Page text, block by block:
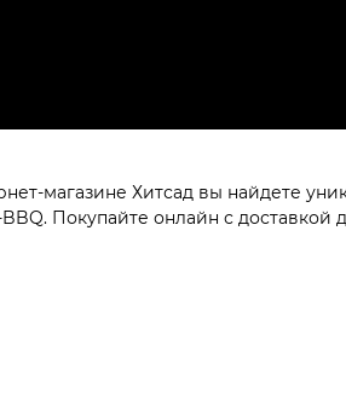
магазине Хитсад вы найдете
Покупайте онлайн с доставкой